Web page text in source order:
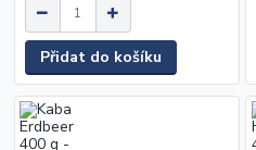
Přidat do košíku